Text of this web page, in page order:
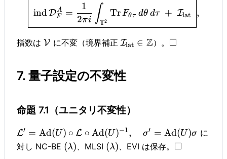
indDF
A =
2πi
1 ∫T2
TrFθτ dθ dτ + Ilat ,
指数は V に不変（境界補正Ilat ∈ Z）。 □
7. 量子設定の不変性
命題 7.1（ユニタリ不変性）
L′ = Ad(U) ∘ L ∘ Ad(U )−1, σ′ = Ad(U )σ に
対し NC-BE (λ)、MLSI (λ)、EVI は保存。 □